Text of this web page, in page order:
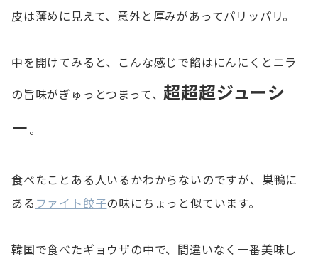
皮は薄めに見えて、意外と厚みがあってパリッパリ。
中を開けてみると、こんな感じで餡はにんにくとニラ
の旨味がぎゅっとつまって、 超超超ジューシ
ー。
食べたことある人いるかわからないのですが、巣鴨に
ある ファイト餃子の味にちょっと似ています。
韓国で食べたギョウザの中で、間違いなく一番美味し